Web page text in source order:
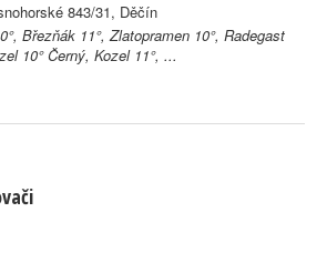
843/31, Děčín
Březňák 11°, Zlatopramen 10°, Radegast
10° Černý, Kozel 11°, ...